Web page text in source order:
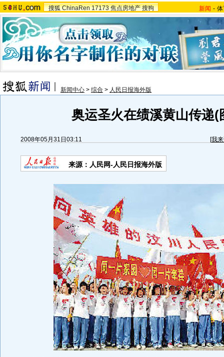
搜狐 ChinaRen 17173 焦点房地产 搜狗 新闻 -
新闻中心 > 综合 > 人民日报海外版
奥运圣火在绩溪黄山传递(
2008年05月31日03:11 [我
来源：人民网-人民日报海外版